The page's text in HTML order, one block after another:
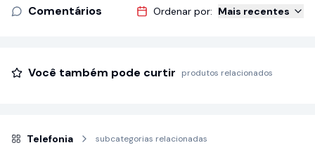
Comentários Ordenar por: Mais recentes
Você também pode curtir produtos relacionados
Telefonia subcategorias relacionadas